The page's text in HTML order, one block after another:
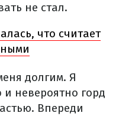
не стал.
что считает
долгим. Я
невероятно горд
Впереди